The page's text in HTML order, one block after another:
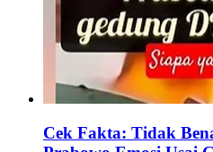
Cek Fakta: Tidak